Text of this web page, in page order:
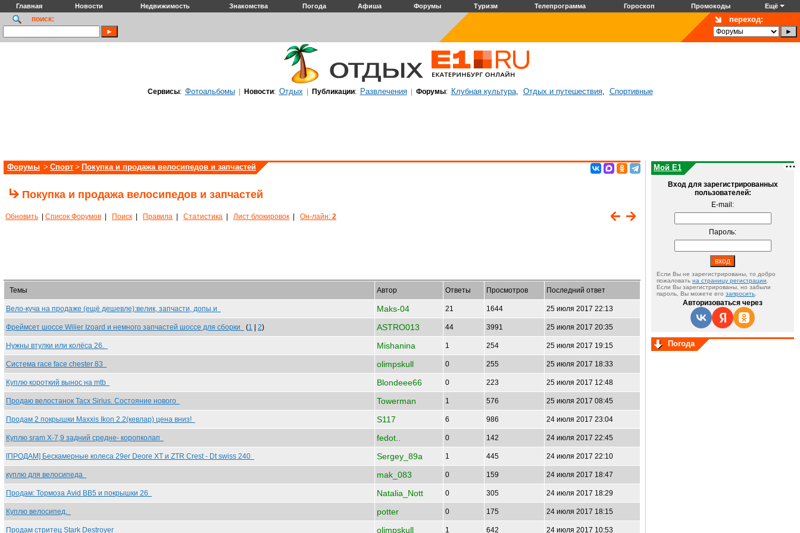
Главная Новости Недвижимость Знакомства Погода Афиша Форумы Туризм Телепрограмма Гороскоп Промокоды Ещё
поиск: переход:
Сервисы: Фотоальбомы| Новости: Отдых| Публикации: Развлечения| Форумы: Клубная культура, Отдых и путешествия, Спортивные
Форумы > Спорт > Покупка и продажа велосипедов и запчастей
Покупка и продажа велосипедов и запчастей
Обновить Список Форумов Поиск Правила Статистика Лист блокировок Он-лайн: 2
Темы Автор Ответы Просмотров Последний ответ
Вело-куча на продажe (ещё дешевле):велик, запчасти, допы.и Maks-04 21 1644 25 июля 2017 22:13
Фреймсет шоссе Wilier Izoard и немного запчастей шоссе для сборки (1 2) ASTRO013 44 3991 25 июля 2017 20:35
Нужны втулки или колёса 26. Mishanina 1 254 25 июля 2017 19:15
Система race face chester 83 olimpskull 0 255 25 июля 2017 18:33
Куплю короткий вынос на mtb Blondeee66 0 223 25 июля 2017 12:48
Продаю велостанок Tacx Sirius. Состояние нового Towerman 1 576 25 июля 2017 08:45
Продам 2 покрышки Maxxis Ikon 2.2(кевлар) цена вниз! S117 6 986 24 июля 2017 23:04
Куплю sram X-7,9 задний средне- коропколап fedot.. 0 142 24 июля 2017 22:45
[ПРОДАМ] Бескамерные колеса 29er Deore XT и ZTR Crest - Dt swiss 240 Sergey_89a 1 445 24 июля 2017 22:10
куплю для велосипеда mak_083 0 159 24 июля 2017 18:47
Продам: Тормоза Avid BB5 и покрышки 26 Natalia_Nott 0 305 24 июля 2017 18:29
Куплю велосипед. potter 0 175 24 июля 2017 18:15
Продам стритец Stark Destroyer olimpskull 1 642 24 июля 2017 10:53
Мой E1
Вход для зарегистрированных
пользователей:
E-mail:
Пароль:
Если Вы не зарегистрированы, то добро
пожаловать на страницу регистрации
Если Вы зарегистрированы, но забыли
пароль, Вы можете его запросить
Авторизоваться через
Погода